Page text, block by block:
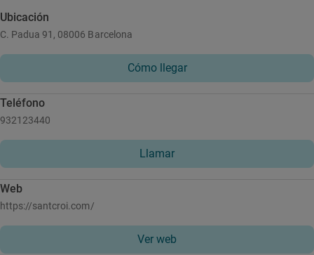
Ubicación
C. Padua 91, 08006 Barcelona
Cómo llegar
Teléfono
932123440
Llamar
Web
https://santcroi.com/
Ver web